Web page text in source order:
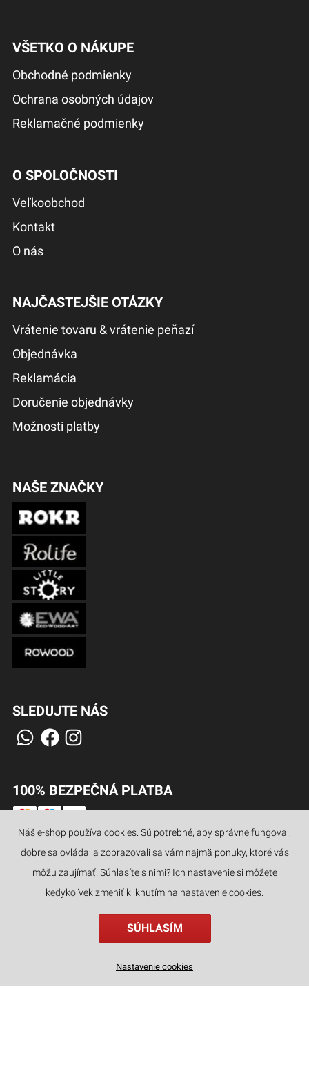
VŠETKO O NÁKUPE
Obchodné podmienky
Ochrana osobných údajov
Reklamačné podmienky
O SPOLOČNOSTI
Veľkoobchod
Kontakt
O nás
NAJČASTEJŠIE OTÁZKY
Vrátenie tovaru & vrátenie peňazí
Objednávka
Reklamácia
Doručenie objednávky
Možnosti platby
NAŠE ZNAČKY
SLEDUJTE NÁS
100% BEZPEČNÁ PLATBA
JAZYKY
Náš e-shop používa cookies. Sú potrebné, aby správne fungoval,
dobre sa ovládal a zobrazovali sa vám najmä ponuky, ktoré vás
môžu zaujímať. Súhlasíte s nimi? Ich nastavenie si môžete
kedykoľvek zmeniť kliknutím na nastavenie cookies.
SÚHLASÍM
Nastavenie cookies